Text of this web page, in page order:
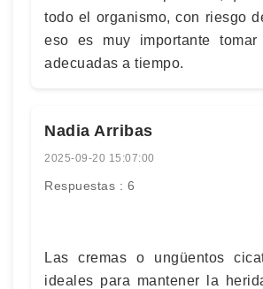
todo el organismo, con riesgo
eso es muy importante
adecuadas a tiempo.
Nadia Arribas
2025-09-20 15:07:00
Respuestas : 6
Las cremas o ungüentos
ideales para mantener la